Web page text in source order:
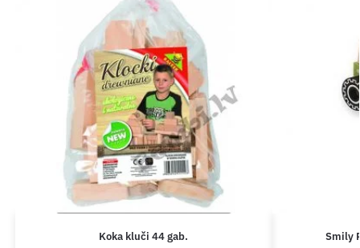
Koka kluči 44 gab. Smily